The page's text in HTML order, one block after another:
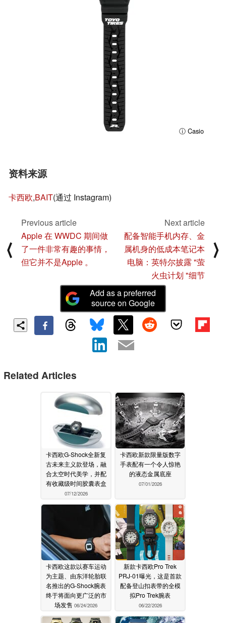
ⓘ Casio
资料来源
卡西欧,BAIT(通过 Instagram)
⟨
Previous article
Apple 在 WWDC 期间做
了一件非常有趣的事情，
但它并不是Apple 。
Next article
配备智能手机内存、金
属机身的低成本笔记本
电脑：英特尔披露 "萤
火虫计划 "细节
⟩
Add as a preferred
source on Google
Related Articles
卡西欧G-Shock全新复
古未来主义款登场，融
合太空时代美学，并配
有收藏级时间胶囊表盒
07/12/2026
卡西欧新款限量版数字
手表配有一个令人惊艳
的液态金属底座
07/01/2026
卡西欧这款以赛车运动
为主题、由东洋轮胎联
名推出的G-Shock腕表
终于将面向更广泛的市
场发售 06/24/2026
新款卡西欧Pro Trek
PRJ-01曝光，这是首款
配备登山扣表带的全模
拟Pro Trek腕表
06/22/2026